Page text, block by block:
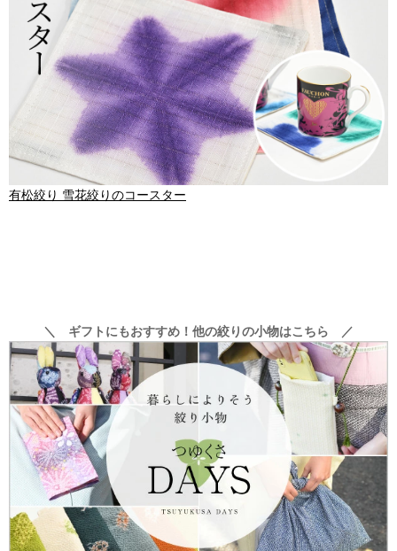
有松絞り 雪花絞りのコースター
＼ ギフトにもおすすめ！他の絞りの小物はこちら ／